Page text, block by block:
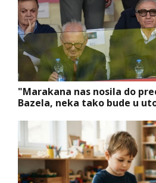
"Marakana nas nosila do
Bazela, neka tako bude u